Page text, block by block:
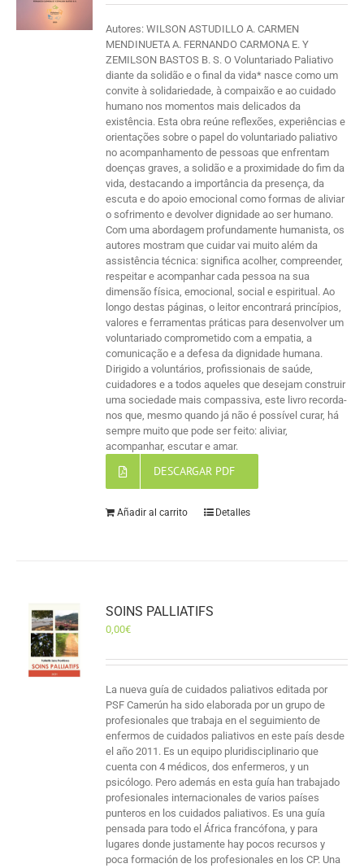
Autores: WILSON ASTUDILLO A. CARMEN
MENDINUETA A. FERNANDO CARMONA E. Y
ZEMILSON BASTOS B. S. O Voluntariado Paliativo
diante da solidão e o final da vida* nasce como um
convite à solidariedade, à compaixão e ao cuidado
humano nos momentos mais delicados da
existência. Esta obra reúne reflexões, experiências e
orientações sobre o papel do voluntariado paliativo
no acompanhamento de pessoas que enfrentam
doenças graves, a solidão e a proximidade do fim da
vida, destacando a importância da presença, da
escuta e do apoio emocional como formas de aliviar
o sofrimento e devolver dignidade ao ser humano.
Com uma abordagem profundamente humanista, os
autores mostram que cuidar vai muito além da
assistência técnica: significa acolher, compreender,
respeitar e acompanhar cada pessoa na sua
dimensão física, emocional, social e espiritual. Ao
longo destas páginas, o leitor encontrará princípios,
valores e ferramentas práticas para desenvolver um
voluntariado comprometido com a empatia, a
comunicação e a defesa da dignidade humana.
Dirigido a voluntários, profissionais de saúde,
cuidadores e a todos aqueles que desejam construir
uma sociedade mais compassiva, este livro recorda-
nos que, mesmo quando já não é possível curar, há
sempre muito que pode ser feito: aliviar,
acompanhar, escutar e amar.
DESCARGAR PDF
Añadir al carrito Detalles
SOINS PALLIATIFS
0,00€
La nueva guía de cuidados paliativos editada por
PSF Camerún ha sido elaborada por un grupo de
profesionales que trabaja en el seguimiento de
enfermos de cuidados paliativos en este país desde
el año 2011. Es un equipo pluridisciplinario que
cuenta con 4 médicos, dos enfermeros, y un
psicólogo. Pero además en esta guía han trabajado
profesionales internacionales de varios países
punteros en los cuidados paliativos. Es una guía
pensada para todo el África francófona, y para
lugares donde justamente hay pocos recursos y
poca formación de los profesionales en los CP. Una